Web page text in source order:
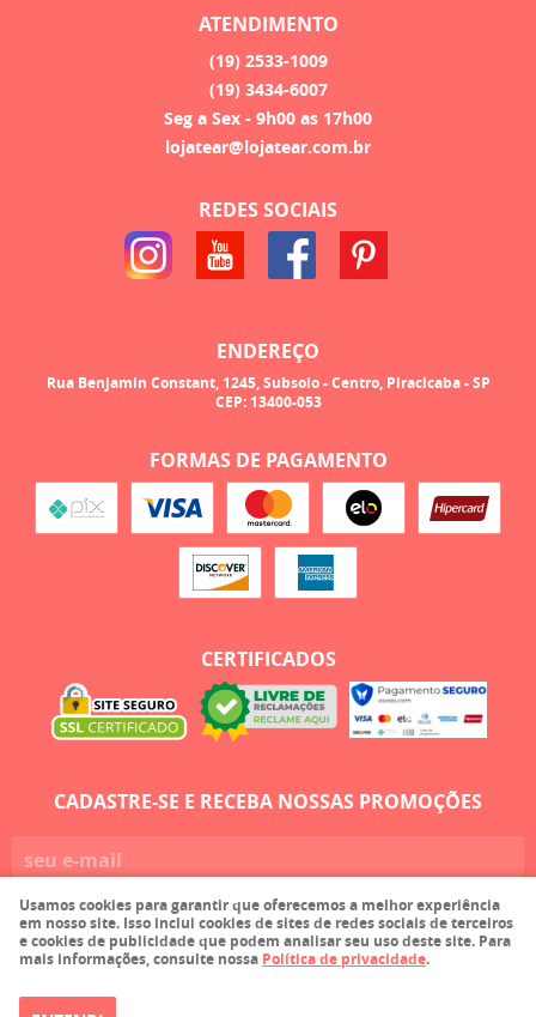
ATENDIMENTO
(19) 2533-1009
(19) 3434-6007
Seg a Sex - 9h00 as 17h00
lojatear@lojatear.com.br
REDES SOCIAIS
ENDEREÇO
Rua Benjamin Constant, 1245, Subsolo-Centro, Piracicaba-SP
CEP: 13400-053
FORMAS DE PAGAMENTO
CERTIFICADOS
CADASTRE-SE E RECEBA NOSSAS PROMOÇÕES
CADASTRAR
Usamos cookies para garantir que oferecemos a melhor experiência
em nosso site. Isso inclui cookies de sites de redes sociais de terceiros
e cookies de publicidade que podem analisar seu uso deste site. Para
mais informações, consulte nossa Política de privacidade.